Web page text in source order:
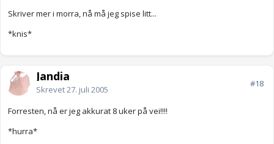
Skriver mer i morra, nå må jeg spise litt...
*knis*
Jandia
Skrevet27. juli 2005
#18
Forresten, nå er jeg akkurat 8 uker på vei!!!!
*hurra*